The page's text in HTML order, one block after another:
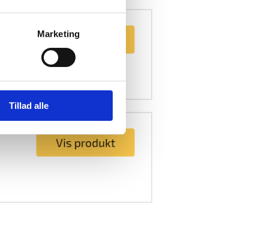
Marketing
Tillad alle